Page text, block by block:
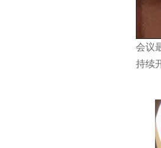
会议
持续